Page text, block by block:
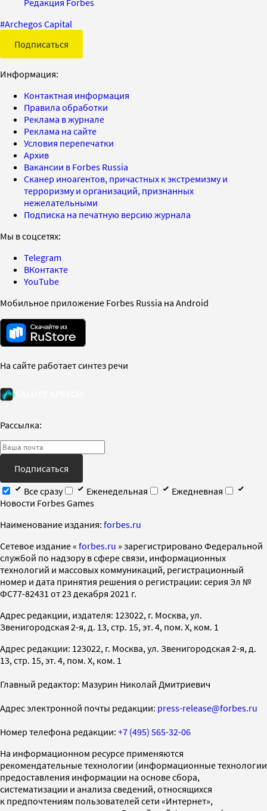
#Archegos Capital
Подписаться
Информация:
Контактная информация
Правила обработки
Реклама в журнале
Реклама на сайте
Условия перепечатки
Архив
Вакансии в Forbes Russia
Сканер иноагентов, причастных к экстремизму и
терроризму и организаций, признанных
нежелательными
Подписка на печатную версию журнала
Мы в соцсетях:
Telegram
ВКонтакте
YouTube
Мобильное приложение Forbes Russia на Android
На сайте работает синтез речи
Рассылка:
Подписаться
Все сразу
Еженедельная
Ежедневная
Новости Forbes Games
Наименование издания: forbes.ru
Cетевое издание « forbes.ru » зарегистрировано Федеральной
службой по надзору в сфере связи, информационных
технологий и массовых коммуникаций, регистрационный
номер и дата принятия решения о регистрации: серия Эл №
ФС77-82431 от 23 декабря 2021 г.
Адрес редакции, издателя: 123022, г. Москва, ул.
Звенигородская 2-я, д. 13, стр. 15, эт. 4, пом. X, ком. 1
Адрес редакции: 123022, г. Москва, ул. Звенигородская 2-я, д.
13, стр. 15, эт. 4, пом. X, ком. 1
Главный редактор: Мазурин Николай Дмитриевич
Адрес электронной почты редакции: press-release@forbes.ru
Номер телефона редакции: +7 (495) 565-32-06
На информационном ресурсе применяются
рекомендательные технологии (информационные технологии
предоставления информации на основе сбора,
систематизации и анализа сведений, относящихся
к предпочтениям пользователей сети «Интернет»,